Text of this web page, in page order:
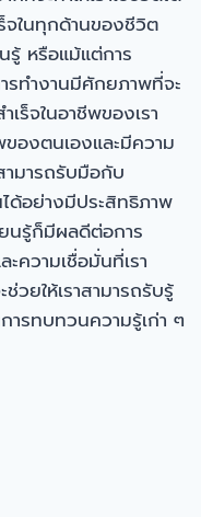
จในทุกด้านของชีวิต
รู้ หรือแม้แต่การ
ทำงานมีศักยภาพที่จะ
เร็จในอาชีพของเรา
ของตนเองและมีความ
ามารถรับมือกับ
ด้อย่างมีประสิทธิภาพ
นรู้ก็มีผลดีต่อการ
ความเชื่อมั่นที่เรา
วยให้เราสามารถรับรู้
ารทบทวนความรู้เก่า ๆ